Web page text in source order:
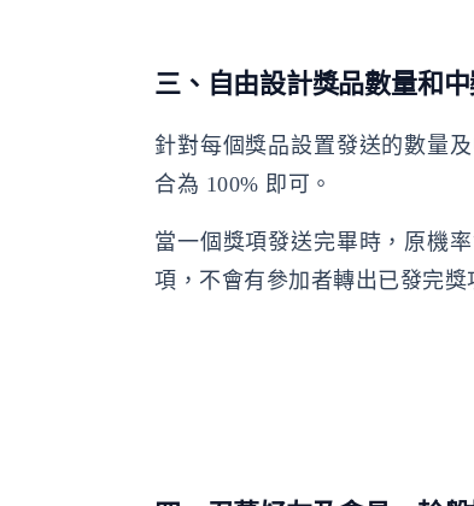
三、自由設計獎品數量和
針對每個獎品設置發送的數量
合為 100% 即可。
當一個獎項發送完畢時，原機
項，不會有參加者轉出已發完獎